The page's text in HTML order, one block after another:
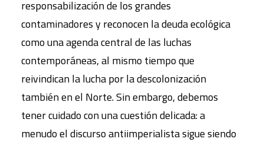
responsabilización de los grandes
contaminadores y reconocen la deuda ecológica
como una agenda central de las luchas
contemporáneas, al mismo tiempo que
reivindican la lucha por la descolonización
también en el Norte. Sin embargo, debemos
tener cuidado con una cuestión delicada: a
menudo el discurso antiimperialista sigue siendo